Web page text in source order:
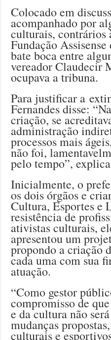
Colocado em
acompanhado por
culturais, contrários
Fundação
bate boca entre
vereador Claudecir
ocupava a tribuna.
Para justificar a
Fernandes disse:
criação, se
administração
processos mais
não foi,
pelo tempo”,
Inicialmente, o
os dois órgãos e
Cultura, Esportes e
resistência de
ativistas culturais,
apresentou um
propondo a criação
cada uma com sua
atuação.
“Como gestor
compromisso de
e da cultura não
mudanças
culturais e